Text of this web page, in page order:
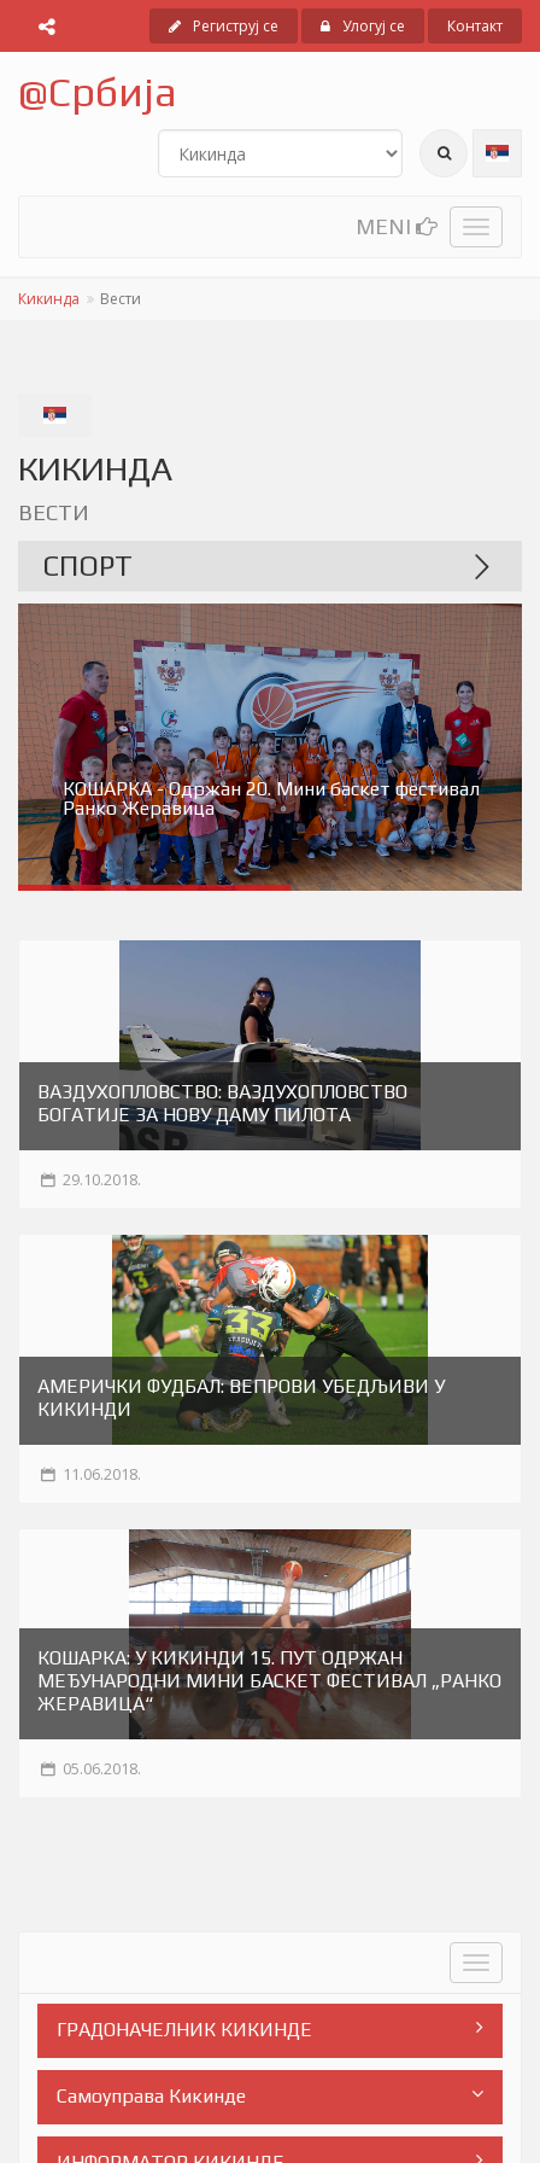
Региструј се Улогуј се Контакт
@Србија
Toggle
MENI
Кикинда Вести
КИКИНДА
ВЕСТИ
СПОРТ
КОШАРКА - Одржан 20. Мини баскет фестивал
Ранко Жеравица
ВАЗДУХОПЛОВСТВО: ВАЗДУХОПЛОВСТВО
БОГАТИЈЕ ЗА НОВУ ДАМУ ПИЛОТА
29.10.2018.
АМЕРИЧКИ ФУДБАЛ: ВЕПРОВИ УБЕДЉИВИ У
КИКИНДИ
11.06.2018.
КОШАРКА: У КИКИНДИ 15. ПУТ ОДРЖАН
МЕЂУНАРОДНИ МИНИ БАСКЕТ ФЕСТИВАЛ „РАНКО
ЖЕРАВИЦА“
05.06.2018.
Toggle
ГРАДОНАЧЕЛНИК КИКИНДЕ
Самоуправа Кикинде